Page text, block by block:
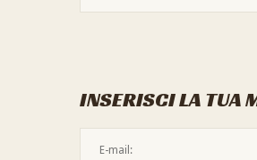
INSERISCI LA TUA